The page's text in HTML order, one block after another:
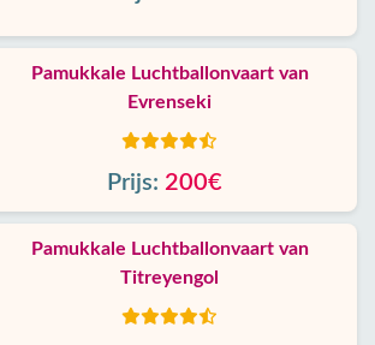
Pamukkale Luchtballonvaart van
Evrenseki
Prijs: 200€
Pamukkale Luchtballonvaart van
Titreyengol